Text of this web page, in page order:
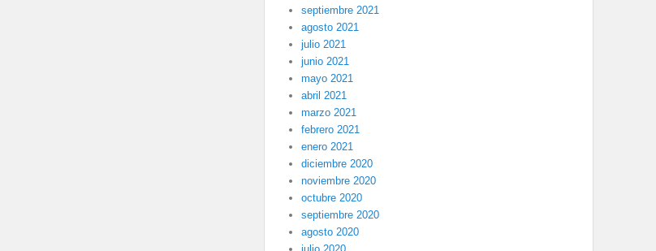
septiembre 2021
agosto 2021
julio 2021
junio 2021
mayo 2021
abril 2021
marzo 2021
febrero 2021
enero 2021
diciembre 2020
noviembre 2020
octubre 2020
septiembre 2020
agosto 2020